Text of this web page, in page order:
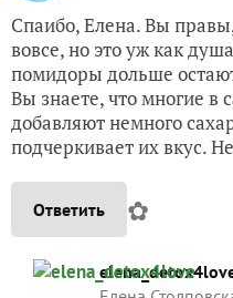
Спаибо, Елена. Вы
вовсе, но это уж как
помидоры дольше
Вы знаете, что многие в
добавляют немного
подчеркивает их вкус.
Ответить ✿